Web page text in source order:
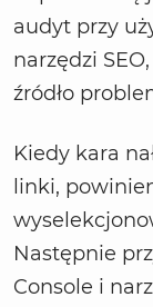
audyt przy
narzędzi
źródło
Kiedy kara
linki,
Następnie
Console i